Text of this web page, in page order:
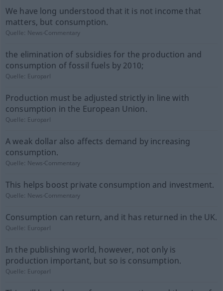
We have long understood that it is not income that
matters, but consumption.
Quelle: News-Commentary
the elimination of subsidies for the production and
consumption of fossil fuels by 2010;
Quelle: Europarl
Production must be adjusted strictly in line with
consumption in the European Union.
Quelle: Europarl
A weak dollar also affects demand by increasing
consumption.
Quelle: News-Commentary
This helps boost private consumption and investment.
Quelle: News-Commentary
Consumption can return, and it has returned in the UK.
Quelle: Europarl
In the publishing world, however, not only is
production important, but so is consumption.
Quelle: Europarl